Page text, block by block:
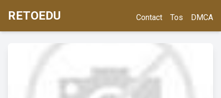
RETOEDU Contact Tos DMCA